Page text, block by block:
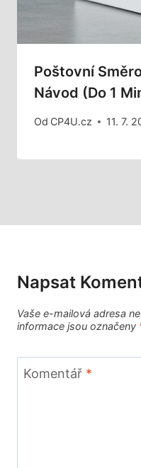
Poštovní
Návod (do 1
Od CP4U.cz 11. 7.
Napsat
Vaše e-mailová adresa
informace jsou označeny
Komentář *